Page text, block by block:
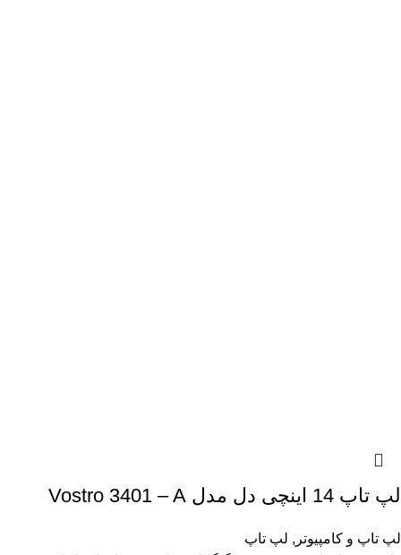
لپ تاپ 14 اینچی دل مدل Vostro 3401 – A
لپ تاپ و کامپیوتر , لپ تاپ